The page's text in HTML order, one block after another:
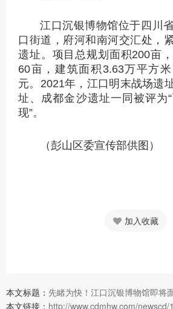
江口沉银博物馆位于四川
口街道，府河和南河交汇处，
遗址。项目总规划面积200亩
60亩，建筑面积3.63万平方
元。2021年，江口明末战场遗
址、成都金沙遗址一同被评为
现”。
（彭山区委宣传部供图）
加入收藏
本文标题： 先睹为快！江口沉银博物馆即将
本文链接： http://www.cdmhw.com/newscd/